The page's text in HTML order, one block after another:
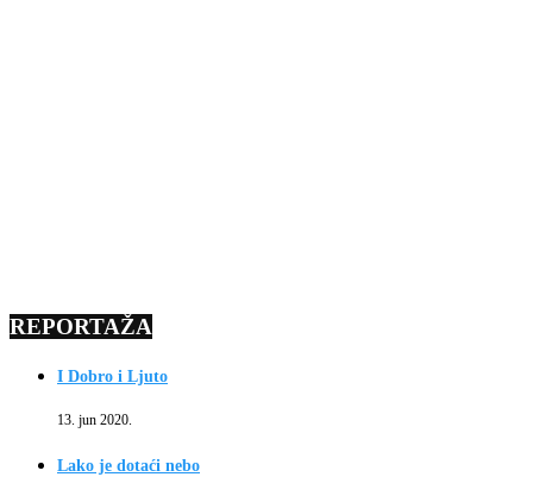
REPORTAŽA
I Dobro i Ljuto
13. jun 2020.
Lako je dotaći nebo